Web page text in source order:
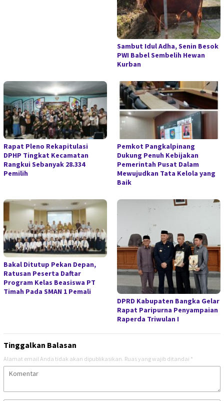
Sambut Idul Adha, Senin Besok
PWI Babel Sembelih Hewan
Kurban
Rapat Pleno Rekapitulasi
DPHP Tingkat Kecamatan
Rangkui Sebanyak 28.334
Pemilih
Pemkot Pangkalpinang
Dukung Penuh Kebijakan
Pemerintah Pusat Dalam
Mewujudkan Tata Kelola yang
Baik
Bakal Ditutup Pekan Depan,
Ratusan Peserta Daftar
Program Kelas Beasiswa PT
Timah Pada SMAN 1 Pemali
DPRD Kabupaten Bangka Gelar
Rapat Paripurna Penyampaian
Raperda Triwulan I
Tinggalkan Balasan
Alamat email Anda tidak akan dipublikasikan. Ruas yang wajib ditandai *